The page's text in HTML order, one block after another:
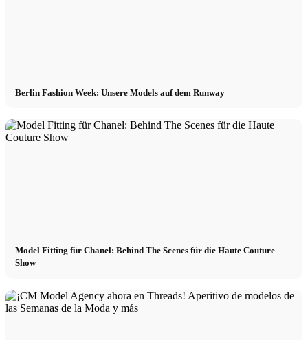
Berlin Fashion Week: Unsere Models auf dem Runway
Model Fitting für Chanel: Behind The Scenes für die Haute Couture
Show